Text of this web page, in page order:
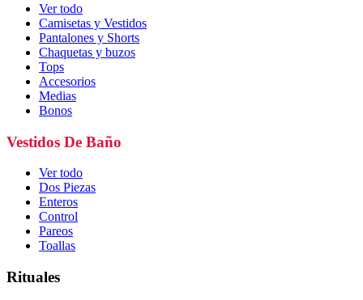
Ver todo
Camisetas y Vestidos
Pantalones y Shorts
Chaquetas y buzos
Tops
Accesorios
Medias
Bonos
Vestidos De Baño
Ver todo
Dos Piezas
Enteros
Control
Pareos
Toallas
Rituales